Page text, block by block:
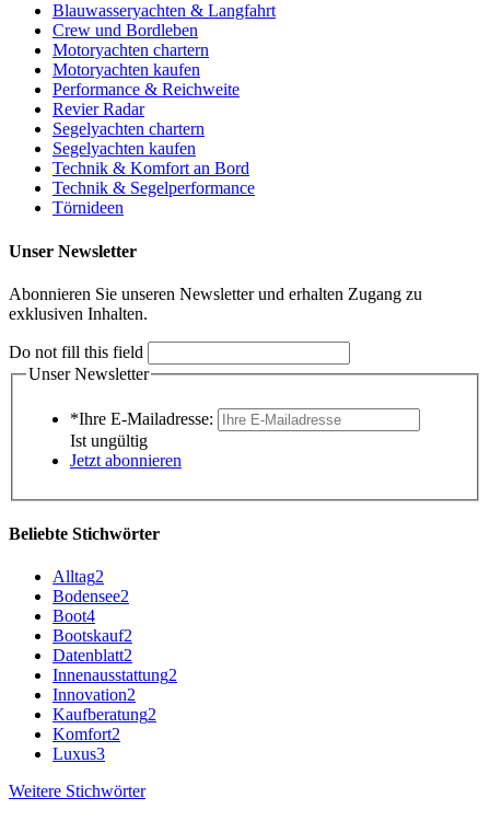
Blauwasseryachten & Langfahrt
Crew und Bordleben
Motoryachten chartern
Motoryachten kaufen
Performance & Reichweite
Revier Radar
Segelyachten chartern
Segelyachten kaufen
Technik & Komfort an Bord
Technik & Segelperformance
Törnideen
Unser Newsletter
Abonnieren Sie unseren Newsletter und erhalten Zugang zu
exklusiven Inhalten.
Do not fill this field
Unser Newsletter
*Ihre E-Mailadresse:
Ist ungültig
Jetzt abonnieren
Beliebte Stichwörter
Alltag2
Bodensee2
Boot4
Bootskauf2
Datenblatt2
Innenausstattung2
Innovation2
Kaufberatung2
Komfort2
Luxus3
Weitere Stichwörter